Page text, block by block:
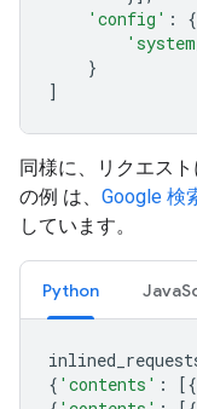
'config' :
{
}
]
同様に、リクエス
の例 は、 Google 検
しています。
Python
{ 'contents' : [{